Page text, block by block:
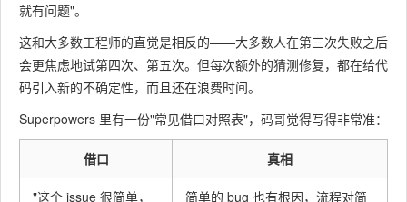
就有问题"。
这和大多数工程师的直觉是相反的——大多数人在第三次失败之后
会更焦虑地试第四次、第五次。但每次额外的猜测修复，都在给代
码引入新的不确定性，而且还在浪费时间。
Superpowers 里有一份"常见借口对照表"，码哥觉得写得非常准：
借口 真相
"这个 issue 很简单，
简单的 bug 也有根因，流程对简